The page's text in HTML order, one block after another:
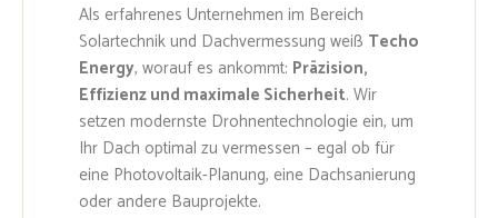
Als erfahrenes Unternehmen im Bereich
Solartechnik und Dachvermessung weiß Techo
Energy, worauf es ankommt: Präzision,
Effizienz und maximale Sicherheit. Wir
setzen modernste Drohnentechnologie ein, um
Ihr Dach optimal zu vermessen – egal ob für
eine Photovoltaik-Planung, eine Dachsanierung
oder andere Bauprojekte.